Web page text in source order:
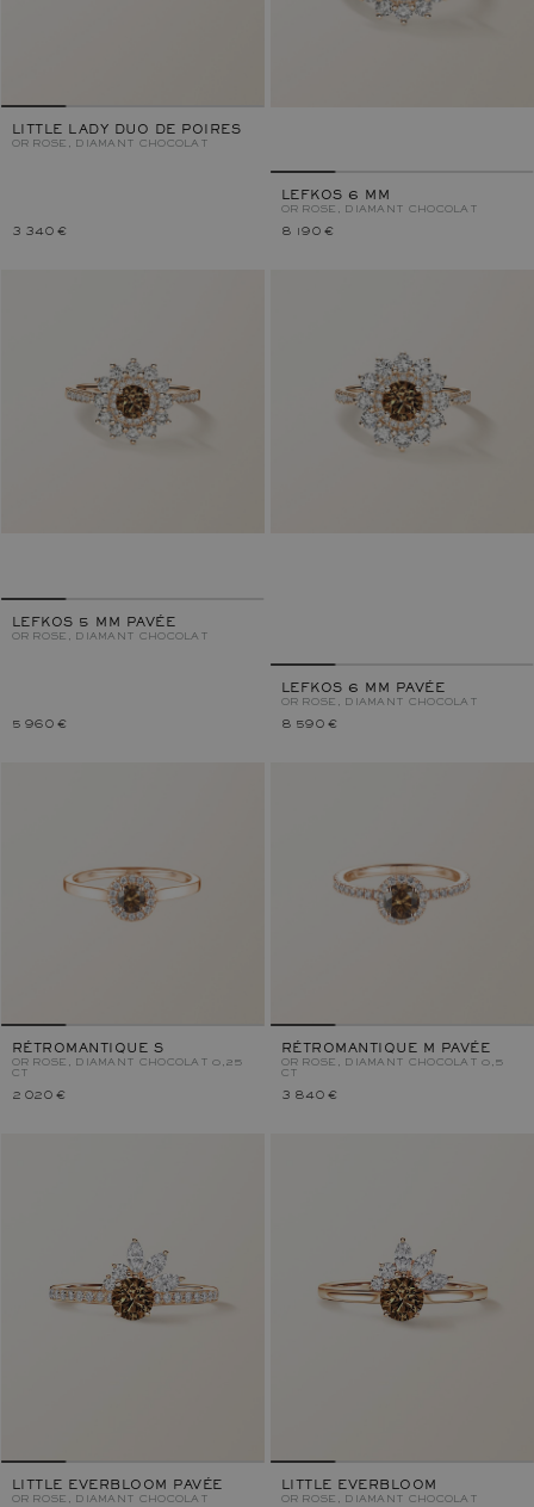
LITTLE LADY DUO DE POIRES
OR ROSE, DIAMANT CHOCOLAT
3 340 €
LEFKOS 6 MM
OR ROSE, DIAMANT CHOCOLAT
8 190 €
LEFKOS 5 MM PAVÉE
OR ROSE, DIAMANT CHOCOLAT
5 960 €
LEFKOS 6 MM PAVÉE
OR ROSE, DIAMANT CHOCOLAT
8 590 €
RÉTROMANTIQUE S
OR ROSE, DIAMANT CHOCOLAT 0,25
CT
2 020 €
RÉTROMANTIQUE M PAVÉE
OR ROSE, DIAMANT CHOCOLAT 0,5
CT
3 840 €
LITTLE EVERBLOOM PAVÉE
OR ROSE, DIAMANT CHOCOLAT
LITTLE EVERBLOOM
OR ROSE, DIAMANT CHOCOLAT